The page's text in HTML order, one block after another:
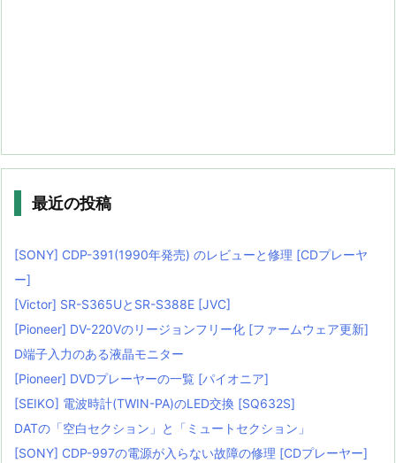
最近の投稿
[SONY] CDP-391(1990年発売) のレビューと修理 [CDプレーヤ
ー]
[Victor] SR-S365UとSR-S388E [JVC]
[Pioneer] DV-220Vのリージョンフリー化 [ファームウェア更新]
D端子入力のある液晶モニター
[Pioneer] DVDプレーヤーの一覧 [パイオニア]
[SEIKO] 電波時計(TWIN-PA)のLED交換 [SQ632S]
DATの「空白セクション」と「ミュートセクション」
[SONY] CDP-997の電源が入らない故障の修理 [CDプレーヤー]